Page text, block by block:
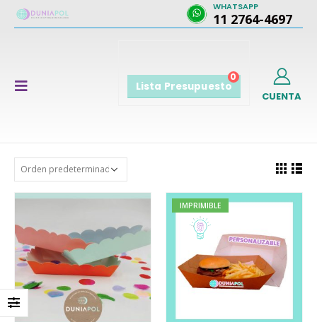
WHATSAPP
11 2764-4697
0
Lista Presupuesto
CUENTA
IMPRIMIBLE